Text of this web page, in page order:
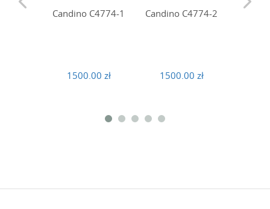
Candino C4774-1
1500.00 zł
Candino C4774-2
1500.00 zł